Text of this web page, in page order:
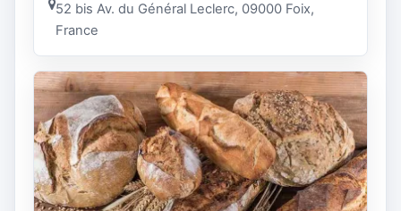
52 bis Av. du Général Leclerc, 09000 Foix,
France